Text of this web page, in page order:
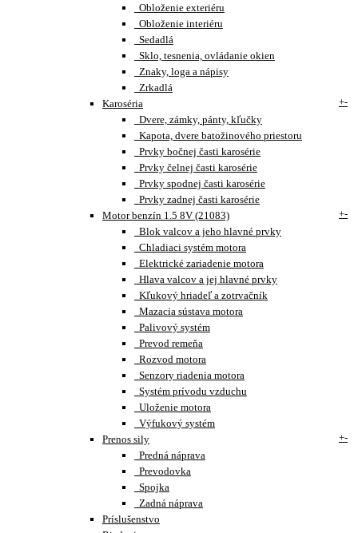
Obloženie exteriéru
Obloženie interiéru
Sedadlá
Sklo, tesnenia, ovládanie okien
Znaky, loga a nápisy
Zrkadlá
Karoséria
+-
Dvere, zámky, pánty, kľučky
Kapota, dvere batožinového priestoru
Prvky bočnej časti karosérie
Prvky čelnej časti karosérie
Prvky spodnej časti karosérie
Prvky zadnej časti karosérie
Motor benzín 1.5 8V (21083)
+-
Blok valcov a jeho hlavné prvky
Chladiaci systém motora
Elektrické zariadenie motora
Hlava valcov a jej hlavné prvky
Kľukový hriadeľ a zotrvačník
Mazacia sústava motora
Palivový systém
Prevod remeňa
Rozvod motora
Senzory riadenia motora
Systém prívodu vzduchu
Uloženie motora
Výfukový systém
Prenos sily
+-
Predná náprava
Prevodovka
Spojka
Zadná náprava
Príslušenstvo